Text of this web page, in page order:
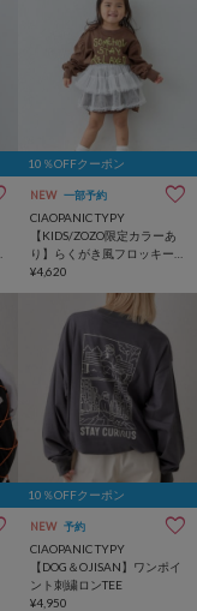
10％OFFクーポン
NEW 一部予約
CIAOPANIC TYPY
【KIDS/ZOZO限定カラーあ
り】らくがき風フロッキー
ロゴミニワンピチュニック
¥4,620
10％OFFクーポン
NEW 予約
CIAOPANIC TYPY
【DOG＆OJISAN】ワンポイ
ント刺繍ロンTEE
¥4,950